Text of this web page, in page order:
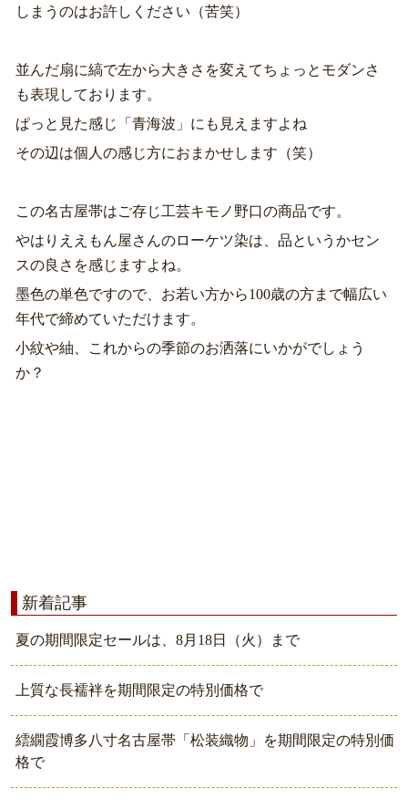
しまうのはお許しください（苦笑）
並んだ扇に縞で左から大きさを変えてちょっとモダンさ
も表現しております。
ぱっと見た感じ「青海波」にも見えますよね
その辺は個人の感じ方におまかせします（笑）
この名古屋帯はご存じ工芸キモノ野口の商品です。
やはりええもん屋さんのローケツ染は、品というかセン
スの良さを感じますよね。
墨色の単色ですので、お若い方から100歳の方まで幅広い
年代で締めていただけます。
小紋や紬、これからの季節のお洒落にいかがでしょう
か？
新着記事
夏の期間限定セールは、8月18日（火）まで
上質な長襦袢を期間限定の特別価格で
繧繝霞博多八寸名古屋帯「松装織物」を期間限定の特別価
格で